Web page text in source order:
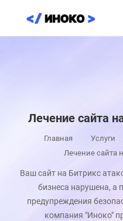
Лечение сайта
Главная — Услуги
Лечение сайта
Ваш сайт на Битрикс
бизнеса нарушена, а
предупреждения
компания "Иноко"